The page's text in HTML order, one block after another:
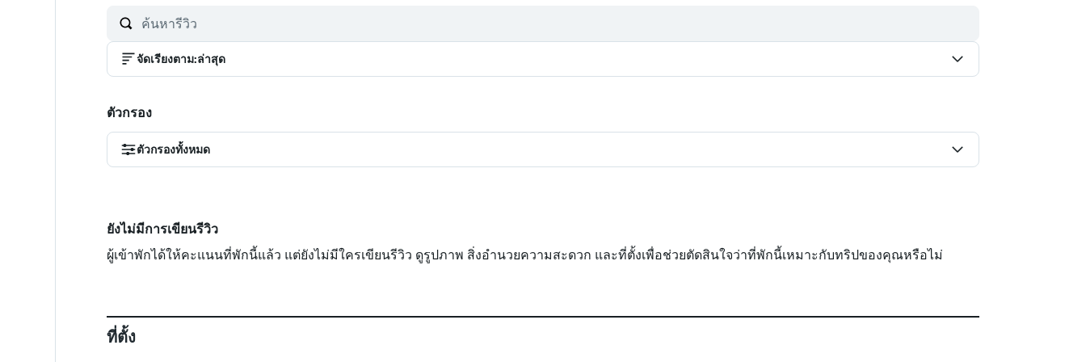
จัดเรียงตาม:ล่าสุด
ตัวกรอง
ตัวกรองทั้งหมด
ยังไม่มีการเขียนรีวิว
ผู้เข้าพักได้ให้คะแนนที่พักนี้แล้ว แต่ยังไม่มีใครเขียนรีวิว ดูรูปภาพ สิ่งอำนวยความสะดวก และที่ตั้งเพื่อช่วยตัดสินใจว่าที่พักนี้เหมาะกับทริปของคุณหรือไม่
ที่ตั้ง